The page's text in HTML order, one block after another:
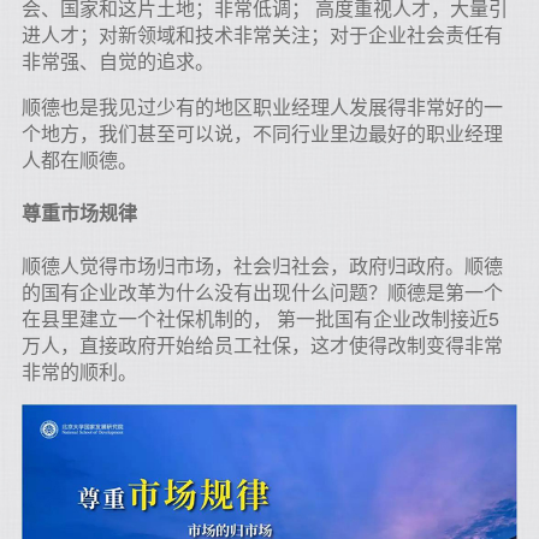
会、国家和这片土地；非常低调；
高度重视人才，大量引
进人才；对新领域和技术非常关注；对于企业社会责任有
非常强、自觉的追求。
顺德也是我见过少有的地区职业经理人发展得非常好的一
个地方，我们甚至可以说，不同行业里边最好的职业经理
人都在顺德。
尊重市场规律
顺德人觉得市场归市场，社会归社会，政府归政府。顺德
的国有企业改革为什么没有出现什么问题？顺德是第一个
在县里建立一个社保机制的， 第一批国有企业改制接近5
万人，直接政府开始给员工社保，这才使得改制变得非常
非常的顺利。